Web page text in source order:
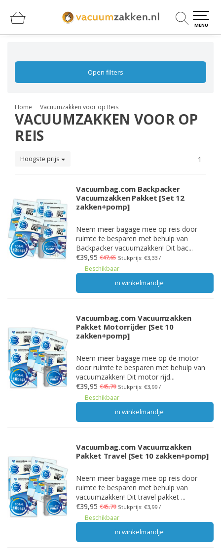
MENU
Open filters
Home Vacuumzakken voor op Reis
VACUUMZAKKEN VOOR OP
REIS
Hoogste prijs 1
Vacuumbag.com Backpacker
Vacuumzakken Pakket [Set 12
zakken+pomp]
Neem meer bagage mee op reis door
ruimte te besparen met behulp van
Backpacker vacuumzakken! Dit bac...
€39,95 €47,65 Stukprijs: €3,33 /
Beschikbaar
in winkelmandje
Vacuumbag.com Vacuumzakken
Pakket Motorrijder [Set 10
zakken+pomp]
Neem meer bagage mee op de motor
door ruimte te besparen met behulp van
vacuumzakken! Dit motor rijd...
€39,95 €45,70 Stukprijs: €3,99 /
Beschikbaar
in winkelmandje
Vacuumbag.com Vacuumzakken
Pakket Travel [Set 10 zakken+pomp]
Neem meer bagage mee op reis door
ruimte te besparen met behulp van
vacuumzakken! Dit travel pakket ...
€39,95 €45,70 Stukprijs: €3,99 /
Beschikbaar
in winkelmandje